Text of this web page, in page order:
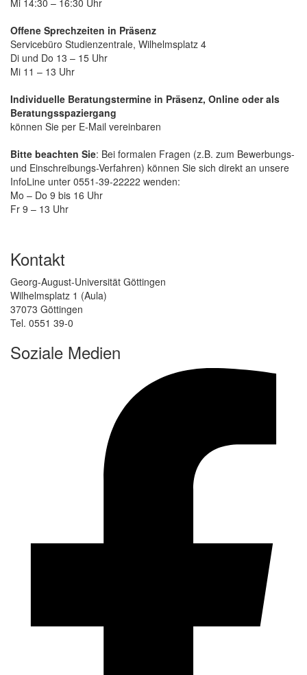
Offene Sprechzeiten in Präsenz
Servicebüro Studienzentrale, Wilhelmsplatz 4
Di und Do 13 – 15 Uhr
Mi 11 – 13 Uhr
Individuelle Beratungstermine in Präsenz, Online oder als
Beratungsspaziergang
können Sie per E-Mail vereinbaren
Bitte beachten Sie: Bei formalen Fragen (z.B. zum Bewerbungs-
und Einschreibungs-Verfahren) können Sie sich direkt an unsere
InfoLine unter 0551-39-22222 wenden:
Mo – Do 9 bis 16 Uhr
Fr 9 – 13 Uhr
Kontakt
Georg-August-Universität Göttingen
Wilhelmsplatz 1 (Aula)
37073 Göttingen
Tel. 0551 39-0
Soziale Medien